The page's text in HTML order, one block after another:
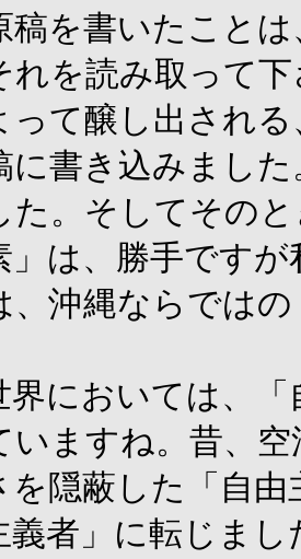
を書いたことは
れを読み取って
って醸し出され
に書き込みまし
た。そしてその
」は、勝手です
沖縄ならではの
においては、「
いますね。昔、
を隠蔽した「自
義者」に転じま